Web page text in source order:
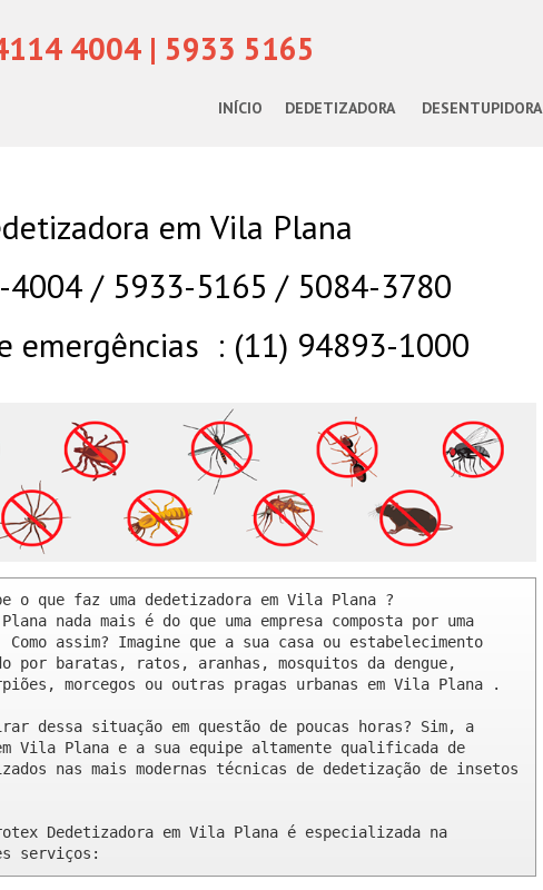
4004 | 5933 5165
INÍCIO DEDETIZADORA DESENTUPIDORA
em Vila Plana
4004 / 5933-5165 / 5084-3780
emergências : (11) 94893-1000
o que faz uma dedetizadora em Vila Plana ?
nada mais é do que uma empresa composta por uma
assim? Imagine que a sua casa ou estabelecimento
por baratas, ratos, aranhas, mosquitos da dengue,
morcegos ou outras pragas urbanas em Vila Plana .
dessa situação em questão de poucas horas? Sim, a
Vila Plana e a sua equipe altamente qualificada de
nas mais modernas técnicas de dedetização de insetos
Dedetizadora em Vila Plana é especializada na
serviços: